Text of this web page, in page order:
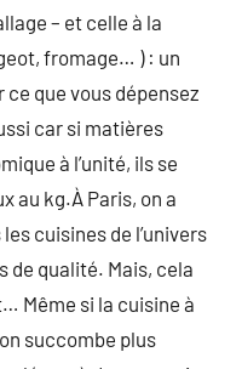
– et celle à la
fromage… ) : un
que vous dépensez
car si matières
à l’unité, ils se
au kg.À Paris, on a
cuisines de l’univers
de qualité. Mais, cela
Même si la cuisine à
succombe plus